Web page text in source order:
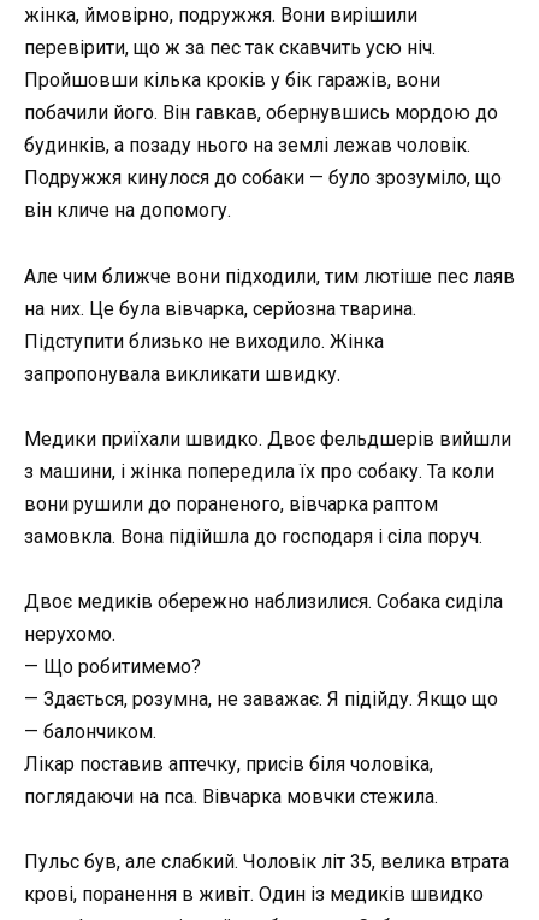
жінка, ймовірно, подружжя. Вони вирішили
перевірити, що ж за пес так скавчить усю ніч.
Пройшовши кілька кроків у бік гаражів, вони
побачили його. Він гавкав, обернувшись мордою до
будинків, а позаду нього на землі лежав чоловік.
Подружжя кинулося до собаки — було зрозуміло, що
він кличе на допомогу.
Але чим ближче вони підходили, тим лютіше пес лаяв
на них. Це була вівчарка, серйозна тварина.
Підступити близько не виходило. Жінка
запропонувала викликати швидку.
Медики приїхали швидко. Двоє фельдшерів вийшли
з машини, і жінка попередила їх про собаку. Та коли
вони рушили до пораненого, вівчарка раптом
замовкла. Вона підійшла до господаря і сіла поруч.
Двоє медиків обережно наблизилися. Собака сиділа
нерухомо.
— Що робитимемо?
— Здається, розумна, не заважає. Я підійду. Якщо що
— балончиком.
Лікар поставив аптечку, присів біля чоловіка,
поглядаючи на пса. Вівчарка мовчки стежила.
Пульс був, але слабкий. Чоловік літ 35, велика втрата
крові, поранення в живіт. Один із медиків швидко